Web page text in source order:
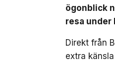
ögonblick
resa under
Direkt från
extra